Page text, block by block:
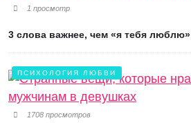
1 просмотр
3 слова важнее, чем «я тебя люблю»
ПСИХОЛОГИЯ ЛЮБВИ
1708 просмотров